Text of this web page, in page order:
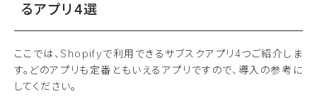
るアプリ4選
ここでは、Shopifyで利用できるサブスクアプリ4つご紹介しま
す。どのアプリも定番ともいえるアプリですので、導入の参考に
してください。